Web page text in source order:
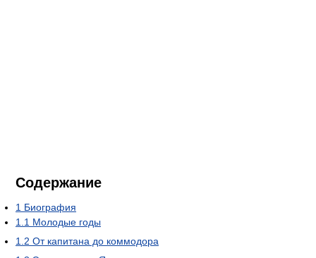
Содержание
1 Биография
1.1 Молодые годы
1.2 От капитана до коммодора